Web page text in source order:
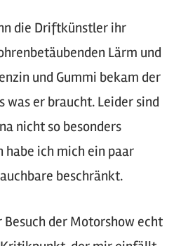
die Driftkünstler ihr
Lärm und
und Gummi bekam der
was er braucht. Leider sind
nicht so besonders
habe ich mich ein paar
beschränkt.
Besuch der Motorshow echt